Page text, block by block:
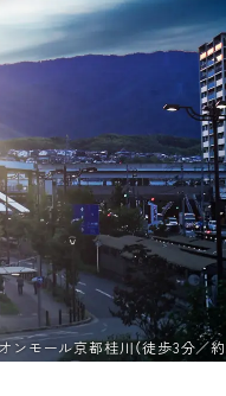
ンモール京都桂川（徒歩3分／約